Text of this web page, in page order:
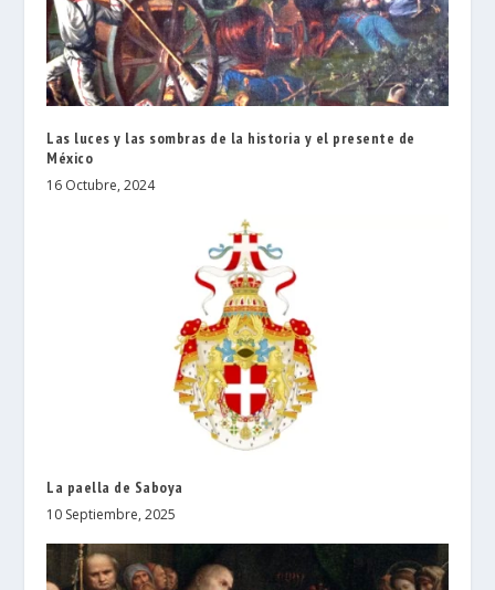
Las luces y las sombras de la historia y el presente de
México
16 Octubre, 2024
La paella de Saboya
10 Septiembre, 2025